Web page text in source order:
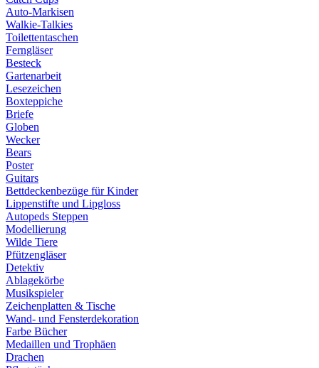
Auto-Markisen
Walkie-Talkies
Toilettentaschen
Ferngläser
Besteck
Gartenarbeit
Lesezeichen
Boxteppiche
Briefe
Globen
Wecker
Bears
Poster
Guitars
Bettdeckenbezüge für Kinder
Lippenstifte und Lipgloss
Autopeds Steppen
Modellierung
Wilde Tiere
Pfützengläser
Detektiv
Ablagekörbe
Musikspieler
Zeichenplatten & Tische
Wand- und Fensterdekoration
Farbe Bücher
Medaillen und Trophäen
Drachen